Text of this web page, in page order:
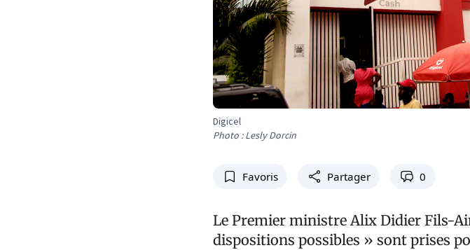
Digicel
Photo : Lesly Dorcin
Favoris Partager 0
Le Premier ministre Alix Didier Fils-
dispositions possibles » sont prises